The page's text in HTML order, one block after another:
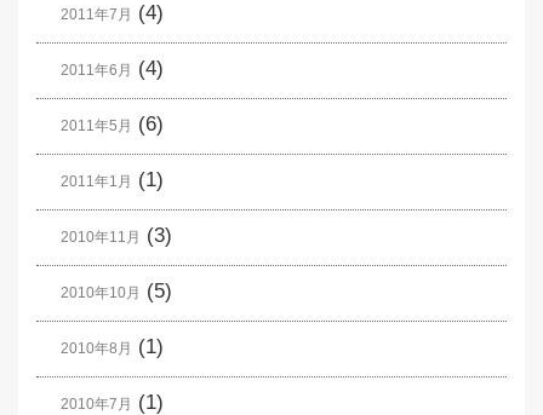
2011年7月 (4)
2011年6月 (4)
2011年5月 (6)
2011年1月 (1)
2010年11月 (3)
2010年10月 (5)
2010年8月 (1)
2010年7月 (1)